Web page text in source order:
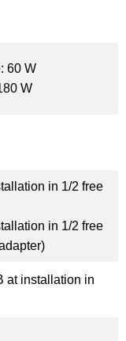
60 W
W
in 1/2 free
in 1/2 free
at installation in